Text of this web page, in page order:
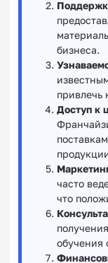
бизнеса.
привлечь
Доступ к
часто
что
обучения